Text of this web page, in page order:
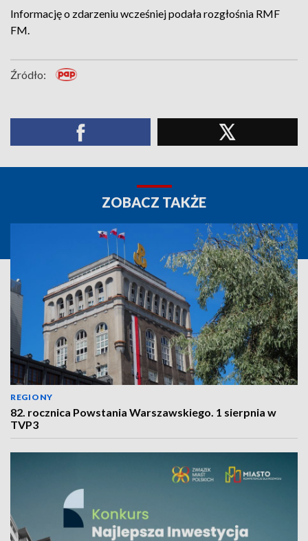
Informację o zdarzeniu wcześniej podała rozgłośnia RMF
FM.
Źródło:
ZOBACZ TAKŻE
REGIONY
82. rocznica Powstania Warszawskiego. 1 sierpnia w
TVP3